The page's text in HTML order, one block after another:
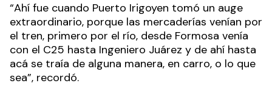
“Ahí fue cuando Puerto Irigoyen tomó un auge
extraordinario, porque las mercaderías venían por
el tren, primero por el río, desde Formosa venía
con el C25 hasta Ingeniero Juárez y de ahí hasta
acá se traía de alguna manera, en carro, o lo que
sea”, recordó.